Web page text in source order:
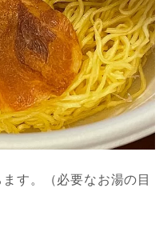
す。（必要なお湯の目